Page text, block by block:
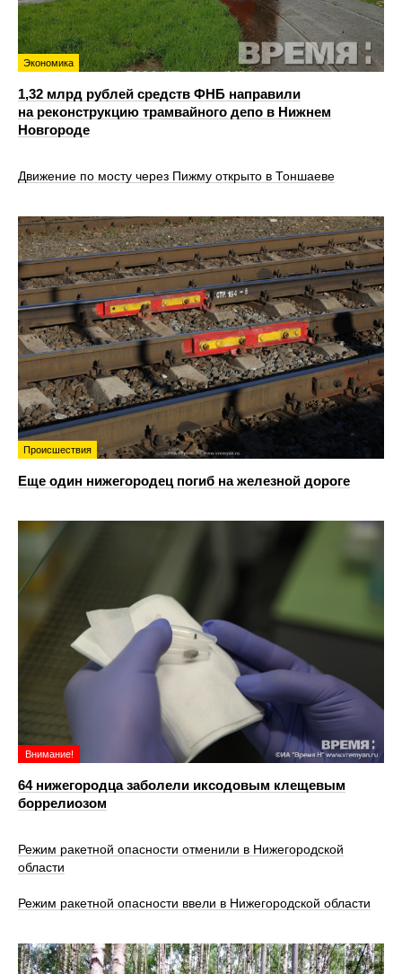
Экономика
1,32 млрд рублей средств ФНБ направили
на реконструкцию трамвайного депо в Нижнем
Новгороде
Движение по мосту через Пижму открыто в Тоншаеве
Происшествия
Еще один нижегородец погиб на железной дороге
Внимание!
64 нижегородца заболели иксодовым клещевым
боррелиозом
Режим ракетной опасности отменили в Нижегородской
области
Режим ракетной опасности ввели в Нижегородской области